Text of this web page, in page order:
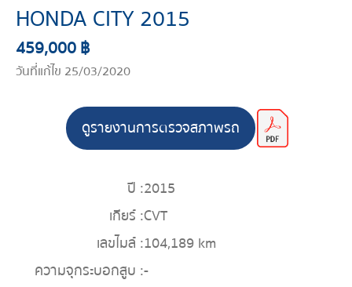
HONDA CITY 2015
459,000 ฿
วันที่แก้ไข 25/03/2020
ดูรายงานการตรวจสภาพรถ
ปี :2015
เกียร์ :CVT
เลขไมล์ :104,189 km
ความจุกระบอกสูบ :-